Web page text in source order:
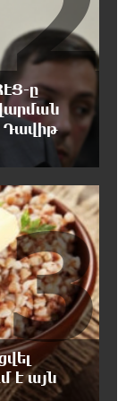
է
հետո
շուրջ
ը
Դավիթ
է այն
3